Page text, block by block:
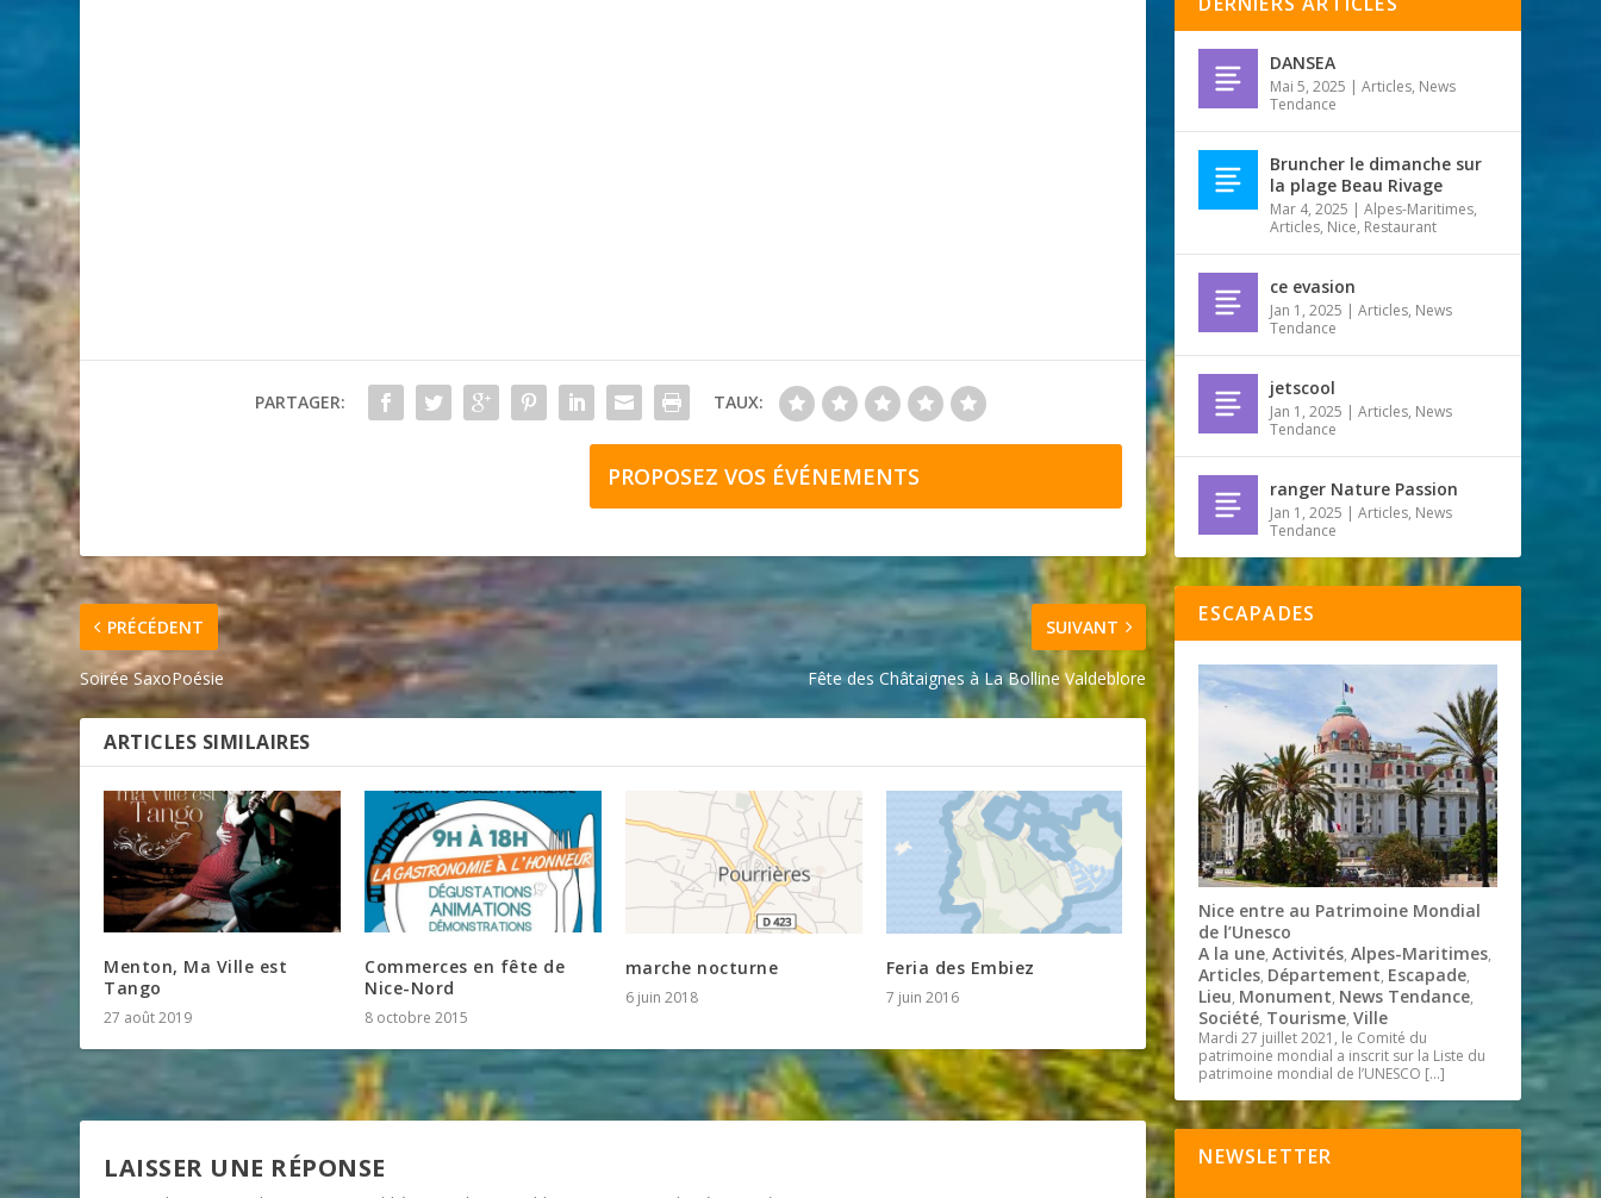
PARTAGER: TAUX:
PROPOSEZ VOS ÉVÉNEMENTS
PRÉCÉDENT
Soirée SaxoPoésie
SUIVANT
Fête des Châtaignes à La Bolline Valdeblore
ARTICLES SIMILAIRES
Menton, Ma Ville est
Tango
27 août 2019
Commerces en fête de
Nice-Nord
8 octobre 2015
marche nocturne
6 juin 2018
Feria des Embiez
7 juin 2016
LAISSER UNE RÉPONSE
DANSEA
Mai 5, 2025 |Articles, News
Tendance
Bruncher le dimanche sur
la plage Beau Rivage
Mar 4, 2025 |Alpes-Maritimes,
Articles, Nice, Restaurant
ce evasion
Jan 1, 2025 |Articles, News
Tendance
jetscool
Jan 1, 2025 |Articles, News
Tendance
ranger Nature Passion
Jan 1, 2025 |Articles, News
Tendance
ESCAPADES
Nice entre au Patrimoine Mondial
de l’Unesco
A la une,Activités,Alpes-Maritimes,
Articles, Département, Escapade,
Lieu, Monument, News Tendance,
Société, Tourisme,Ville
Mardi 27 juillet 2021, le Comité du
patrimoine mondial a inscrit sur la Liste du
patrimoine mondial de l’UNESCO […]
NEWSLETTER